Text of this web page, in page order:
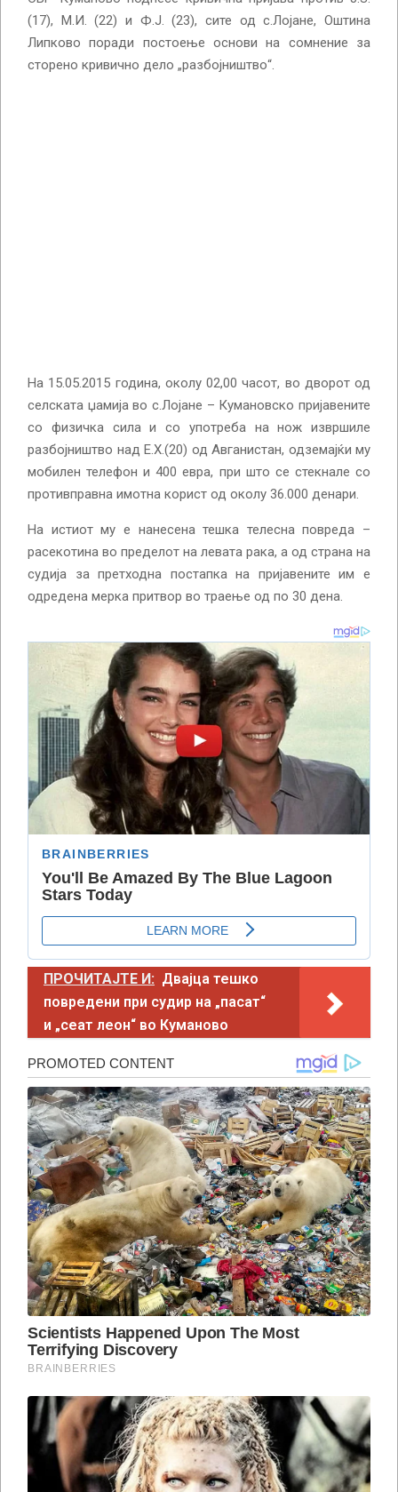
(17), М.И. (22) и Ф.Ј. (23), сите од с.Лојане, Оштина
Липково поради постоење основи на сомнение за
сторено кривично дело „разбојништво“.
На 15.05.2015 година, околу 02,00 часот, во дворот од
селската џамија во с.Лојане – Кумановско пријавените
со физичка сила и со употреба на нож извршиле
разбојништво над Е.Х.(20) од Авганистан, одземајќи му
мобилен телефон и 400 евра, при што се стекнале со
противправна имотна корист од околу 36.000 денари.
На истиот му е нанесена тешка телесна повреда –
расекотина во пределот на левата рака, а од страна на
судија за претходна постапка на пријавените им е
одредена мерка притвор во траење од по 30 дена.
ПРОЧИТАЈТЕ И: Двајца тешко
повредени при судир на „пасат“
и „сеат леон“ во Куманово